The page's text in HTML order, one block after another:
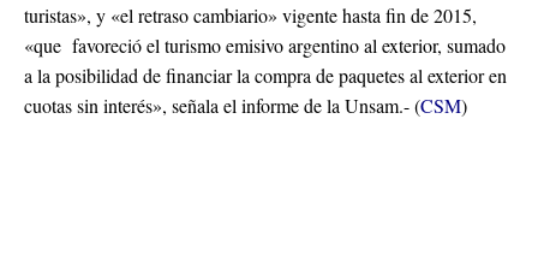
turistas», y «el retraso cambiario» vigente hasta fin de 2015,
«que favoreció el turismo emisivo argentino al exterior, sumado
a la posibilidad de financiar la compra de paquetes al exterior en
cuotas sin interés», señala el informe de la Unsam.- (CSM)